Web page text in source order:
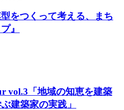
をつくって考える、まち
』
vol.3「地域の知恵を建築
建築家の実践」